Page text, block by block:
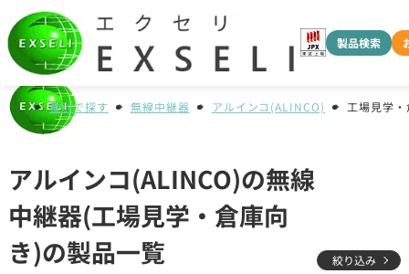
製品検索
種別で探す 無線中継器 アルインコ(ALINCO) 工場見学
アルインコ(ALINCO)の無線
中継器(工場見学・倉庫向
き)の製品一覧
絞り込み